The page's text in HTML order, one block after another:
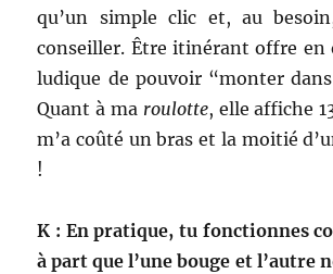
qu’un simple clic et, au
conseiller. Être itinérant offre en
ludique de pouvoir “monter
Quant à ma roulotte, elle affiche
m’a coûté un bras et la moitié
!
K : En pratique, tu fonctionnes
à part que l’une bouge et l’autre